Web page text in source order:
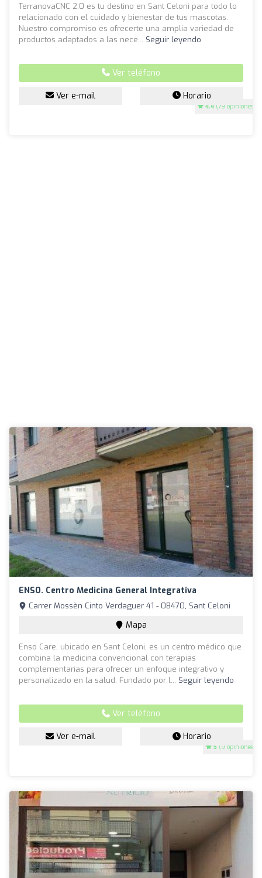
4.4 (79 opiniones)
TerranovaCNC 2.0 es tu destino en Sant Celoni para todo lo
relacionado con el cuidado y bienestar de tus mascotas.
Nuestro compromiso es ofrecerte una amplia variedad de
productos adaptados a las nece... Seguir leyendo
Ver teléfono
Ver e-mail Horario
ENSO. Centro Medicina General Integrativa
5 (9 opiniones)
Carrer Mossèn Cinto Verdaguer 41 - 08470, Sant Celoni
Mapa
Enso Care, ubicado en Sant Celoni, es un centro médico que
combina la medicina convencional con terapias
complementarias para ofrecer un enfoque integrativo y
personalizado en la salud. Fundado por l... Seguir leyendo
Ver teléfono
Ver e-mail Horario